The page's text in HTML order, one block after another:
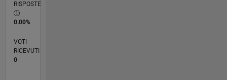
RISPOSTE
0.00%
VOTI
RICEVUTI
0